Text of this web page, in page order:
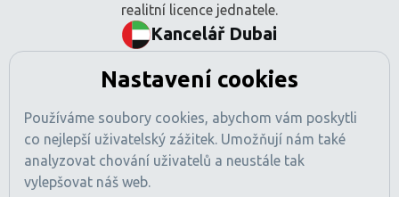
realitní licence jednatele.
Kancelář Dubai
Tamani Arts Offices, Office 741
Dubaj, SAE
Číslo obchodní licence: 1470425
Registrace RERA: 49189
Obchodní registr: 2529912
Nastavení cookies
Používáme soubory cookies, abychom vám poskytli
co nejlepší uživatelský zážitek. Umožňují nám také
analyzovat chování uživatelů a neustále tak
vylepšovat náš web.